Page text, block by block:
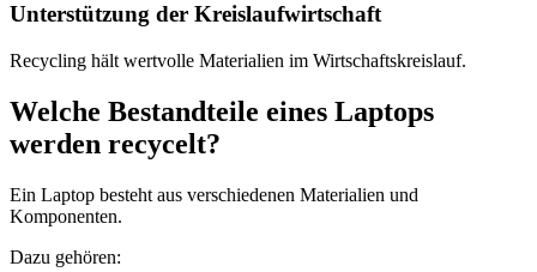
Unterstützung der Kreislaufwirtschaft
Recycling hält wertvolle Materialien im Wirtschaftskreislauf.
Welche Bestandteile eines Laptops
werden recycelt?
Ein Laptop besteht aus verschiedenen Materialien und
Komponenten.
Dazu gehören: